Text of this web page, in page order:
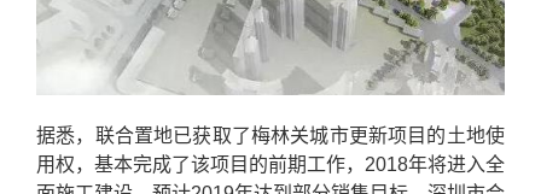
据悉，联合置地已获取了梅林关城市更新项目的土地使
用权，基本完成了该项目的前期工作，2018年将进入全